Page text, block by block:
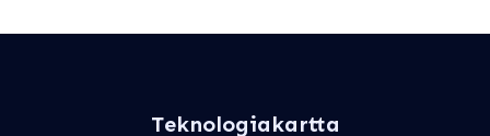
Teknologiakartta